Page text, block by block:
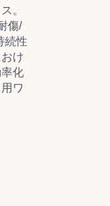
。
傷/
続性
け
化
ワ